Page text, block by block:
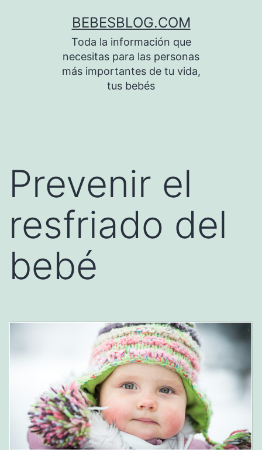
BEBESBLOG.COM
Toda la información que
necesitas para las personas
más importantes de tu vida,
tus bebés
Prevenir el
resfriado del
bebé